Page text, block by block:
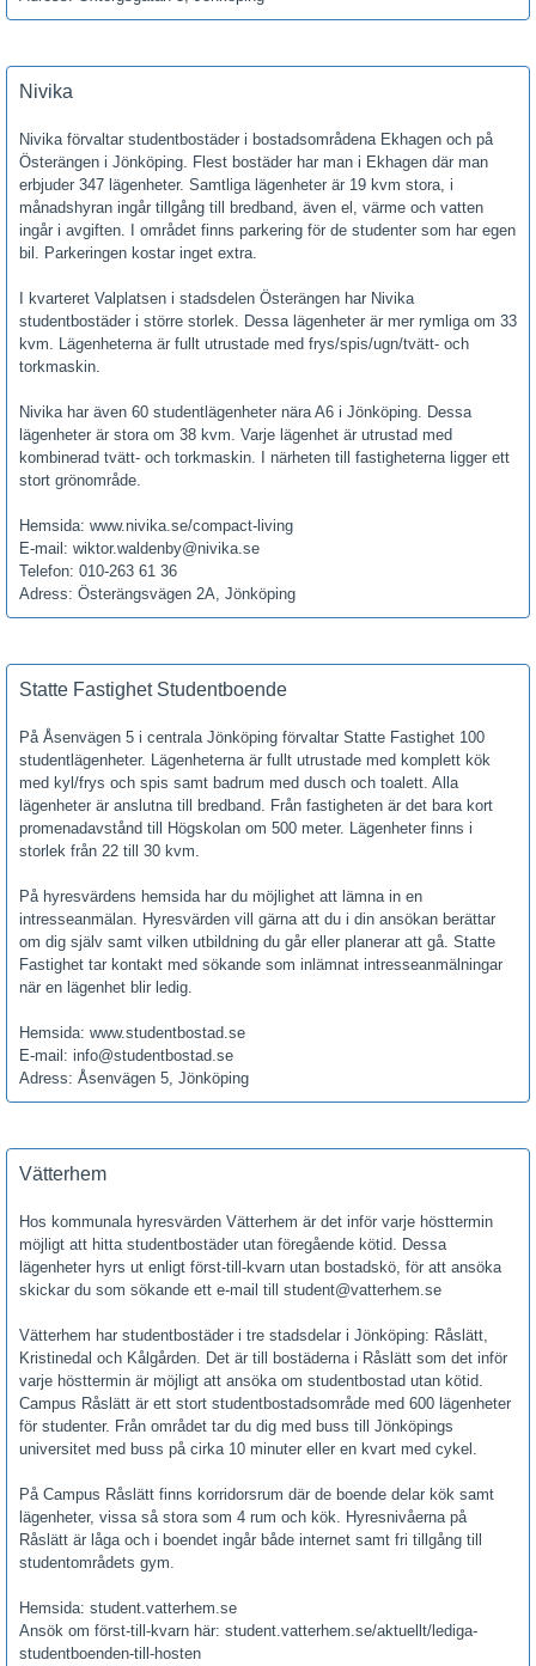
Nivika
Nivika förvaltar studentbostäder i bostadsområdena Ekhagen och på
Österängen i Jönköping. Flest bostäder har man i Ekhagen där man
erbjuder 347 lägenheter. Samtliga lägenheter är 19 kvm stora, i
månadshyran ingår tillgång till bredband, även el, värme och vatten
ingår i avgiften. I området finns parkering för de studenter som har egen
bil. Parkeringen kostar inget extra.
I kvarteret Valplatsen i stadsdelen Österängen har Nivika
studentbostäder i större storlek. Dessa lägenheter är mer rymliga om 33
kvm. Lägenheterna är fullt utrustade med frys/spis/ugn/tvätt- och
torkmaskin.
Nivika har även 60 studentlägenheter nära A6 i Jönköping. Dessa
lägenheter är stora om 38 kvm. Varje lägenhet är utrustad med
kombinerad tvätt- och torkmaskin. I närheten till fastigheterna ligger ett
stort grönområde.
Hemsida: www.nivika.se/compact-living
E-mail: wiktor.waldenby@nivika.se
Telefon: 010-263 61 36
Adress: Österängsvägen 2A, Jönköping
Statte Fastighet Studentboende
På Åsenvägen 5 i centrala Jönköping förvaltar Statte Fastighet 100
studentlägenheter. Lägenheterna är fullt utrustade med komplett kök
med kyl/frys och spis samt badrum med dusch och toalett. Alla
lägenheter är anslutna till bredband. Från fastigheten är det bara kort
promenadavstånd till Högskolan om 500 meter. Lägenheter finns i
storlek från 22 till 30 kvm.
På hyresvärdens hemsida har du möjlighet att lämna in en
intresseanmälan. Hyresvärden vill gärna att du i din ansökan berättar
om dig själv samt vilken utbildning du går eller planerar att gå. Statte
Fastighet tar kontakt med sökande som inlämnat intresseanmälningar
när en lägenhet blir ledig.
Hemsida: www.studentbostad.se
E-mail: info@studentbostad.se
Adress: Åsenvägen 5, Jönköping
Vätterhem
Hos kommunala hyresvärden Vätterhem är det inför varje hösttermin
möjligt att hitta studentbostäder utan föregående kötid. Dessa
lägenheter hyrs ut enligt först-till-kvarn utan bostadskö, för att ansöka
skickar du som sökande ett e-mail till student@vatterhem.se
Vätterhem har studentbostäder i tre stadsdelar i Jönköping: Råslätt,
Kristinedal och Kålgården. Det är till bostäderna i Råslätt som det inför
varje hösttermin är möjligt att ansöka om studentbostad utan kötid.
Campus Råslätt är ett stort studentbostadsområde med 600 lägenheter
för studenter. Från området tar du dig med buss till Jönköpings
universitet med buss på cirka 10 minuter eller en kvart med cykel.
På Campus Råslätt finns korridorsrum där de boende delar kök samt
lägenheter, vissa så stora som 4 rum och kök. Hyresnivåerna på
Råslätt är låga och i boendet ingår både internet samt fri tillgång till
studentområdets gym.
Hemsida: student.vatterhem.se
Ansök om först-till-kvarn här: student.vatterhem.se/aktuellt/lediga-
studentboenden-till-hosten